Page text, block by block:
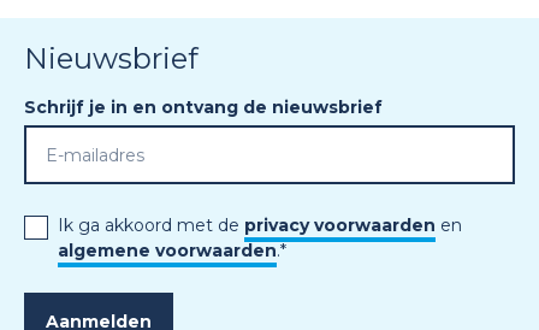
Nieuwsbrief
Schrijf je in en ontvang de nieuwsbrief
Ik ga akkoord met de privacy voorwaarden en
algemene voorwaarden.*